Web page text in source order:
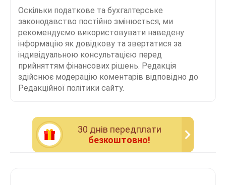
Оскільки податкове та бухгалтерське
законодавство постійно змінюється, ми
рекомендуємо використовувати наведену
інформацію як довідкову та звертатися за
індивідуальною консультацією перед
прийняттям фінансових рішень. Редакція
здійснює модерацію коментарів відповідно до
Редакційної політики сайту.
30 днiв передплати
безкоштовно!